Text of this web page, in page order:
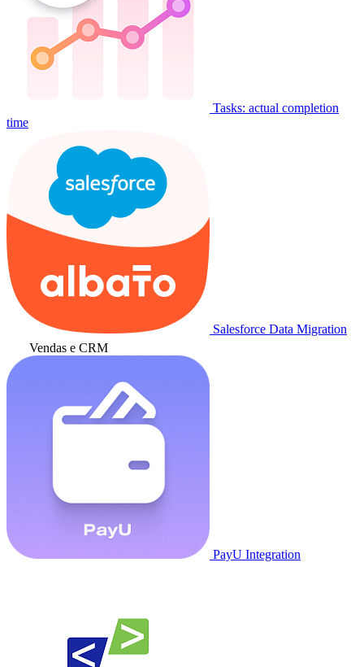
Tasks: actual completion
time
Salesforce Data Migration
Vendas e CRM
PayU Integration